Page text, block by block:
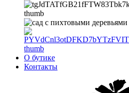
О бутике
Контакты